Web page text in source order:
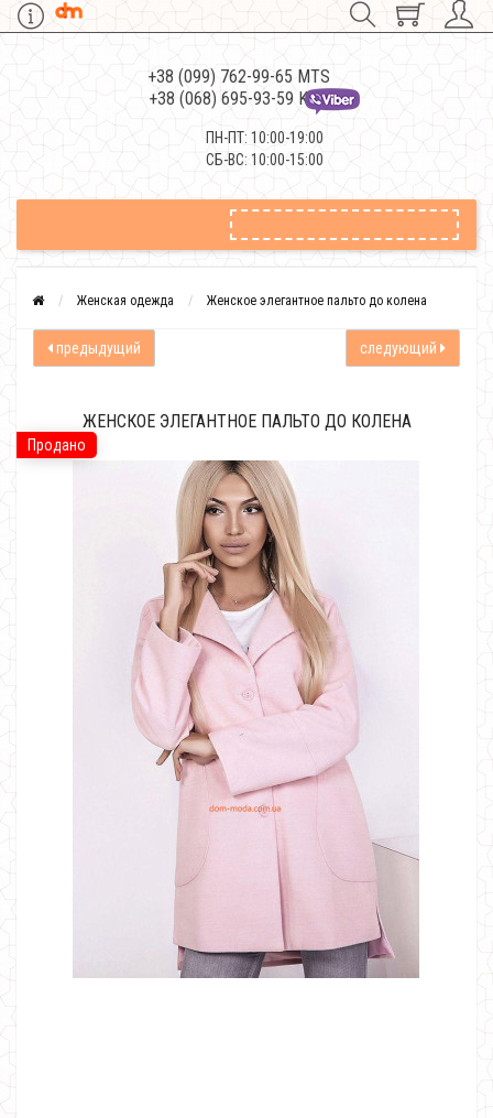
+38 (099) 762-99-65 MTS
+38 (068) 695-93-59 Kievstar
ПН-ПТ: 10:00-19:00
СБ-ВС: 10:00-15:00
Женская одежда Женское элегантное пальто до колена
предыдущий следующий
Продано
ЖЕНСКОЕ ЭЛЕГАНТНОЕ ПАЛЬТО ДО КОЛЕНА